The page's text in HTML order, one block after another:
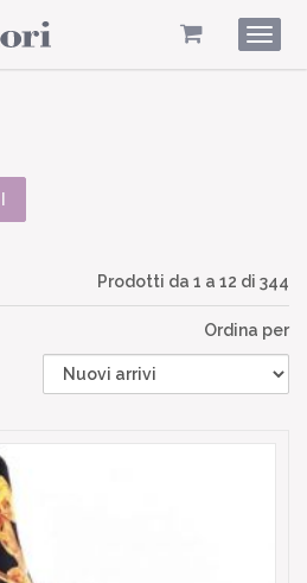
Prodotti da 1 a 12 di 344
Ordina per